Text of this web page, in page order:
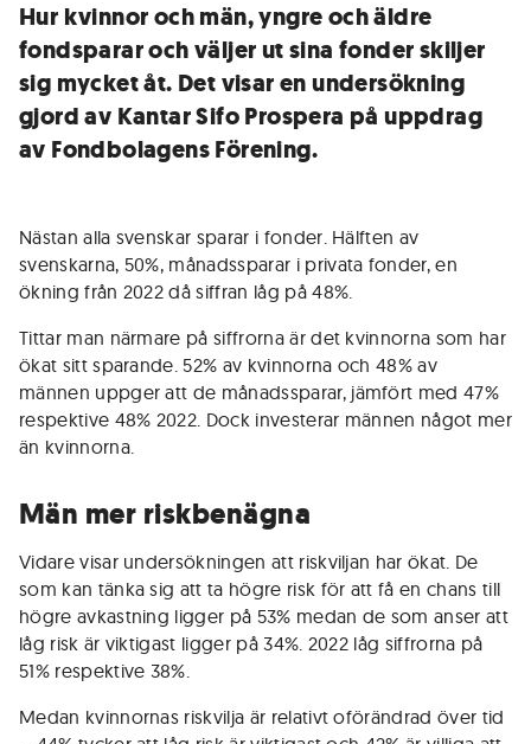
Hur kvinnor och män, yngre och äldre
fondsparar och väljer ut sina fonder skiljer
sig mycket åt. Det visar en undersökning
gjord av Kantar Sifo Prospera på uppdrag
av Fondbolagens Förening.
Nästan alla svenskar sparar i fonder. Hälften av
svenskarna, 50%, månadssparar i privata fonder, en
ökning från 2022 då siffran låg på 48%.
Tittar man närmare på siffrorna är det kvinnorna som har
ökat sitt sparande. 52% av kvinnorna och 48% av
männen uppger att de månadssparar, jämfört med 47%
respektive 48% 2022. Dock investerar männen något mer
än kvinnorna.
Män mer riskbenägna
Vidare visar undersökningen att riskviljan har ökat. De
som kan tänka sig att ta högre risk för att få en chans till
högre avkastning ligger på 53% medan de som anser att
låg risk är viktigast ligger på 34%. 2022 låg siffrorna på
51% respektive 38%.
Medan kvinnornas riskvilja är relativt oförändrad över tid